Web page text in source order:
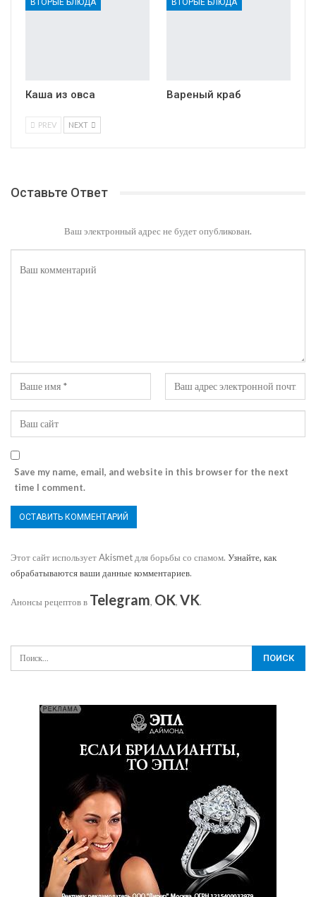
ВТОРЫЕ БЛЮДА
Каша из овса
ВТОРЫЕ БЛЮДА
Вареный краб
PREV NEXT
Оставьте Ответ
Ваш электронный адрес не будет опубликован.
Save my name, email, and website in this browser for the next
time I comment.
Этот сайт использует Akismet для борьбы со спамом. Узнайте, как
обрабатываются ваши данные комментариев.
Анонсы рецептов в Telegram, OK, VK.